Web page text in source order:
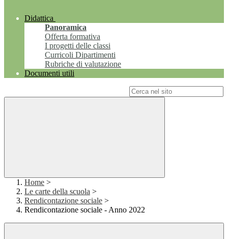
Didattica
Panoramica
Offerta formativa
I progetti delle classi
Curricoli Dipartimenti
Rubriche di valutazione
Documenti utili
Home >
Le carte della scuola >
Rendicontazione sociale >
Rendicontazione sociale - Anno 2022